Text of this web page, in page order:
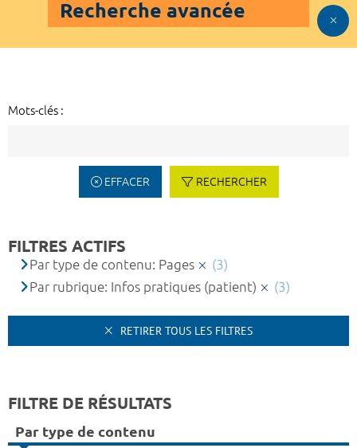
Recherche avancée
Mots-clés :
EFFACER RECHERCHER
FILTRES ACTIFS
Par type de contenu: Pages
(3)
Par rubrique: Infos pratiques (patient)
(3)
RETIRER TOUS LES FILTRES
FILTRE DE RÉSULTATS
Par type de contenu